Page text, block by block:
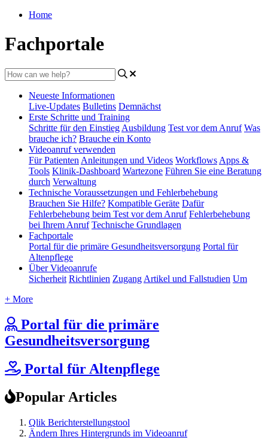
Home
Fachportale
Neueste Informationen
Live-Updates Bulletins Demnächst
Erste Schritte und Training
Schritte für den Einstieg Ausbildung Test vor dem Anruf Was
brauche ich? Brauche ein Konto
Videoanruf verwenden
Für Patienten Anleitungen und Videos Workflows Apps &
Tools Klinik-Dashboard Wartezone Führen Sie eine Beratung
durch Verwaltung
Technische Voraussetzungen und Fehlerbehebung
Brauchen Sie Hilfe? Kompatible Geräte Dafür
Fehlerbehebung beim Test vor dem Anruf Fehlerbehebung
bei Ihrem Anruf Technische Grundlagen
Fachportale
Portal für die primäre Gesundheitsversorgung Portal für
Altenpflege
Über Videoanrufe
Sicherheit Richtlinien Zugang Artikel und Fallstudien Um
+ More
Portal für die primäre
Gesundheitsversorgung
Portal für Altenpflege
Popular Articles
Qlik Berichterstellungstool
Ändern Ihres Hintergrunds im Videoanruf